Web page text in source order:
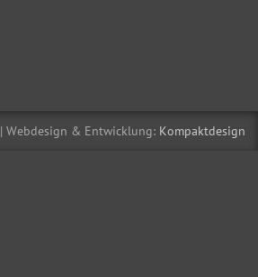
Webdesign & Entwicklung: Kompaktdesign